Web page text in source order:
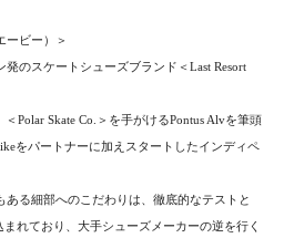
ービー）＞
のスケートシューズブランド＜Last Resort
Polar Skate Co.＞を手がけるPontus Alvを筆頭
をパートナーに加えスタートしたインディペ
ある細部へのこだわりは、徹底的なテストと
れており、大手シューズメーカーの逆を行く